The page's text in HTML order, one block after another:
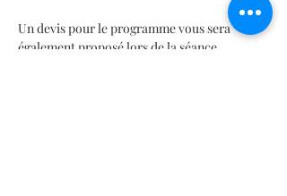
Un devis pour le programme vous sera
également proposé lors de la séance